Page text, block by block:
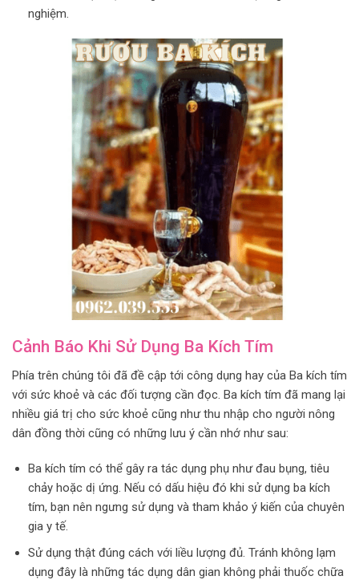
nghiệm.
Cảnh Báo Khi Sử Dụng Ba Kích Tím
Phía trên chúng tôi đã đề cập tới công dụng hay của Ba kích tím
với sức khoẻ và các đối tượng cần đọc. Ba kích tím đã mang lại
nhiều giá trị cho sức khoẻ cũng như thu nhập cho người nông
dân đồng thời cũng có những lưu ý cần nhớ như sau:
Ba kích tím có thể gây ra tác dụng phụ như đau bụng, tiêu
chảy hoặc dị ứng. Nếu có dấu hiệu đó khi sử dụng ba kích
tím, bạn nên ngưng sử dụng và tham khảo ý kiến của chuyên
gia y tế.
Sử dụng thật đúng cách với liều lượng đủ. Tránh không lạm
dụng đây là những tác dụng dân gian không phải thuốc chữa